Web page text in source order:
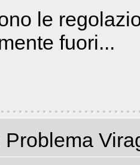
le
fuori...
Problema